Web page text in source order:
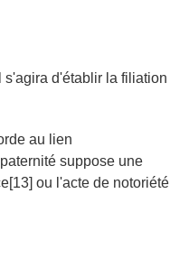
s'agira d'établir la filiation
au lien
suppose une
ou l'acte de notoriété